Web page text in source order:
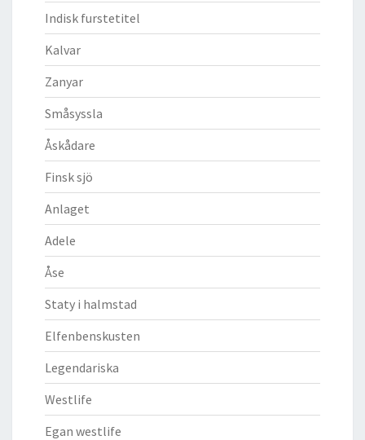
Indisk furstetitel
Kalvar
Zanyar
Småsyssla
Åskådare
Finsk sjö
Anlaget
Adele
Åse
Staty i halmstad
Elfenbenskusten
Legendariska
Westlife
Egan westlife